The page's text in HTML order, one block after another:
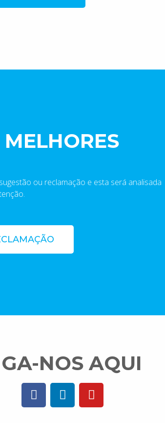
ou reclamação e esta será analisada
NOS AQUI